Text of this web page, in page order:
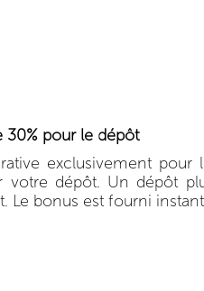
30% pour le dépôt
exclusivement pour
votre dépôt. Un dépôt
Le bonus est fourni